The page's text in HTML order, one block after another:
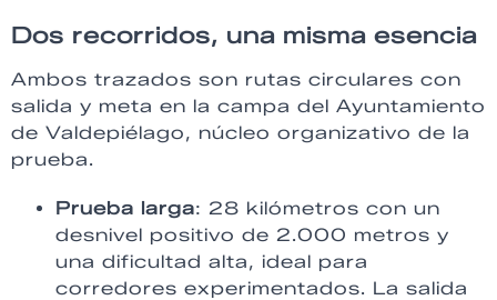
Dos recorridos, una misma esencia
Ambos trazados son rutas circulares con
salida y meta en la campa del Ayuntamiento
de Valdepiélago, núcleo organizativo de la
prueba.
Prueba larga: 28 kilómetros con un
desnivel positivo de 2.000 metros y
una dificultad alta, ideal para
corredores experimentados. La salida